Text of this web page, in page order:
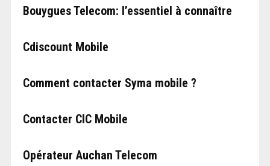
Bouygues Telecom: l’essentiel à connaître
Cdiscount Mobile
Comment contacter Syma mobile ?
Contacter CIC Mobile
Opérateur Auchan Telecom